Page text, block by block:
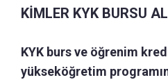
KİMLER KYK BURSU
KYK burs ve öğrenim
yükseköğretim